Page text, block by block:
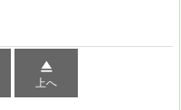

上へ